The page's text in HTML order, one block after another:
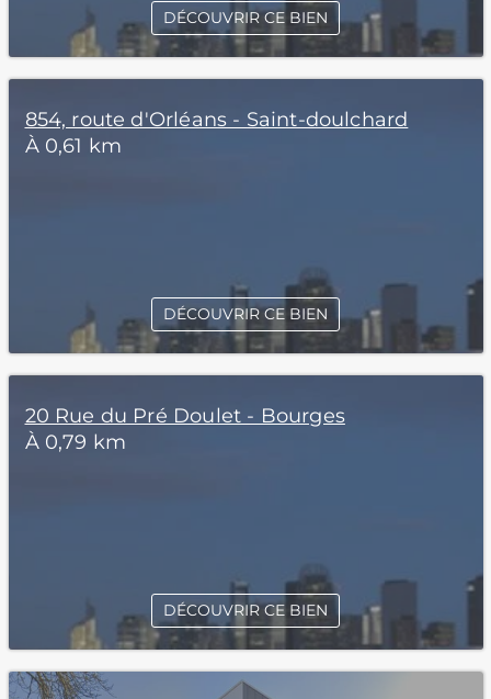
DÉCOUVRIR CE BIEN
854, route d'Orléans - Saint-doulchard
À 0,61 km
DÉCOUVRIR CE BIEN
20 Rue du Pré Doulet - Bourges
À 0,79 km
DÉCOUVRIR CE BIEN